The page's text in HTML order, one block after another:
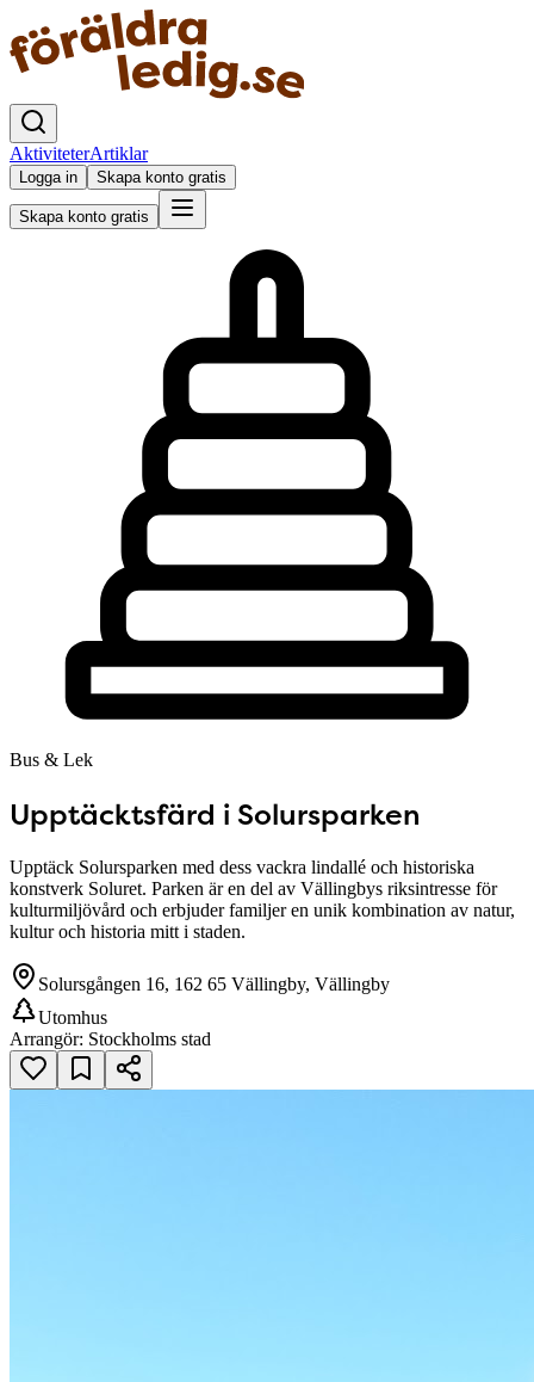
AktiviteterArtiklar
Logga in Skapa konto gratis
Skapa konto gratis
Bus & Lek
Upptäcktsfärd i Solursparken
Upptäck Solursparken med dess vackra lindallé och historiska
konstverk Soluret. Parken är en del av Vällingbys riksintresse för
kulturmiljövård och erbjuder familjer en unik kombination av natur,
kultur och historia mitt i staden.
Solursgången 16, 162 65 Vällingby, Vällingby
Utomhus
Arrangör: Stockholms stad